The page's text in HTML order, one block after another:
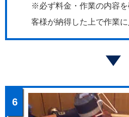
※必ず料金・作業の内容
客様が納得した上で作業に
6